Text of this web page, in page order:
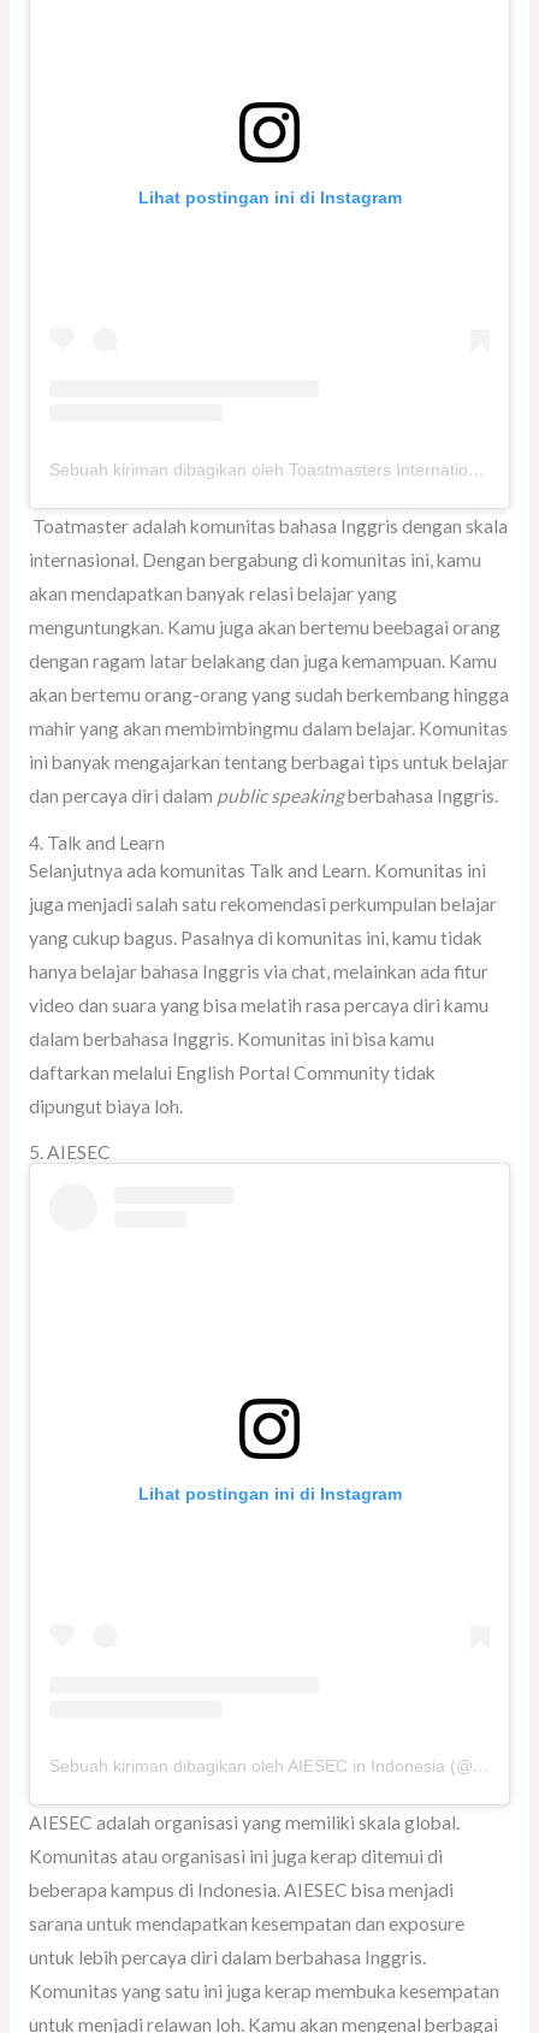
Lihat postingan ini di Instagram
Sebuah kiriman dibagikan oleh Toastmasters International (@toastmastersinternational)
Toatmaster adalah komunitas bahasa Inggris dengan skala
internasional. Dengan bergabung di komunitas ini, kamu
akan mendapatkan banyak relasi belajar yang
menguntungkan. Kamu juga akan bertemu beebagai orang
dengan ragam latar belakang dan juga kemampuan. Kamu
akan bertemu orang-orang yang sudah berkembang hingga
mahir yang akan membimbingmu dalam belajar. Komunitas
ini banyak mengajarkan tentang berbagai tips untuk belajar
dan percaya diri dalam public speakingberbahasa Inggris.
4. Talk and Learn
Selanjutnya ada komunitas Talk and Learn. Komunitas ini
juga menjadi salah satu rekomendasi perkumpulan belajar
yang cukup bagus. Pasalnya di komunitas ini, kamu tidak
hanya belajar bahasa Inggris via chat, melainkan ada fitur
video dan suara yang bisa melatih rasa percaya diri kamu
dalam berbahasa Inggris. Komunitas ini bisa kamu
daftarkan melalui English Portal Community tidak
dipungut biaya loh.
5. AIESEC
Lihat postingan ini di Instagram
Sebuah kiriman dibagikan oleh AIESEC in Indonesia (@aiesecindonesia)
AIESEC adalah organisasi yang memiliki skala global.
Komunitas atau organisasi ini juga kerap ditemui di
beberapa kampus di Indonesia. AIESEC bisa menjadi
sarana untuk mendapatkan kesempatan dan exposure
untuk lebih percaya diri dalam berbahasa Inggris.
Komunitas yang satu ini juga kerap membuka kesempatan
untuk menjadi relawan loh. Kamu akan mengenal berbagai